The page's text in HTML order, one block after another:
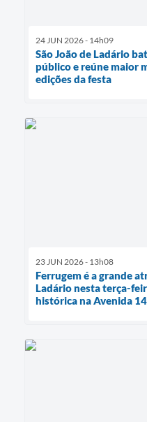
24 JUN 2026 - 14h09
São João de Ladário
público e reúne maior
edições da festa
23 JUN 2026 - 13h08
Ferrugem é a grande
Ladário nesta terça-
histórica na Avenida